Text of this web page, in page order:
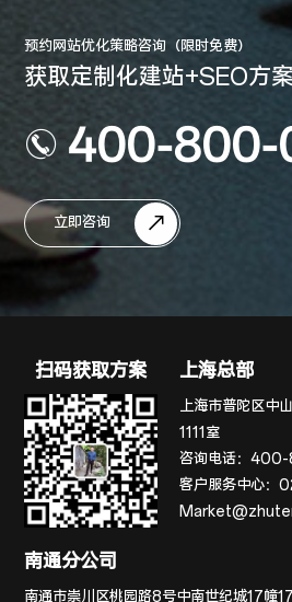
预约网站优化策略咨询（限时免费）
获取定制化建站+SEO方
400-800-
立即咨询
扫码获取方案 上海总部
上海市普陀区中
1111室
咨询电话：400-
客户服务中心：
南通分公司
南通市崇川区桃园路8号中南世纪城17幢